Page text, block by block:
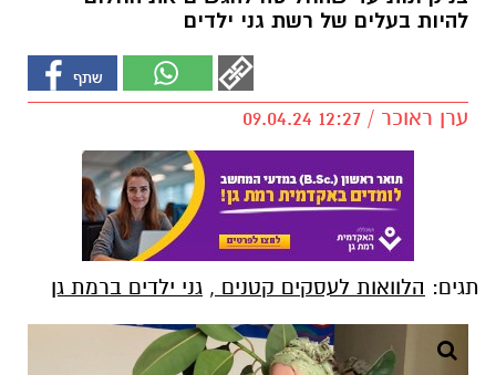
להיות בעלים של רשת גני ילדים
ערן ראוכר / 12:27 09.04.24
תגים: הלוואות לעסקים קטנים , גני ילדים ברמת גן